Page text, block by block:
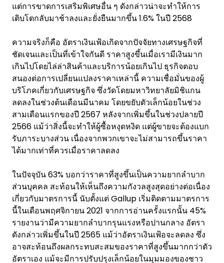
แต่การขาดการเสริมพิเศษอื่น ๆ ดังกล่าวน่าจะทำให้การ
เติบโตกลับมาช้าลงและยั่งยืนมากขึ้น 1.6% ในปี 2568
ความจริงก็คือ อัตราเงินเฟ้อเกิดจากปัจจัยทางเศรษฐกิจที่
ชัดเจนและเป็นที่เข้าใจกันดี ราคาสูงขึ้นเมื่อเรามีเงินมาก
เกินไปโดยไล่ล่าสินค้าและบริการน้อยเกินไป ธุรกิจตอบ
สนองต่อการเปลี่ยนแปลงราคาเหล่านี้ ความเชื่อมั่นของผู้
บริโภคเกี่ยวกับเศรษฐกิจ ซึ่งวัดโดยมหาวิทยาลัยมิชิแกน
ลดลงในช่วงต้นเดือนมีนาคม โดยขยับตัวเล็กน้อยในช่วง
สามเดือนแรกของปี 2567 หลังจากเพิ่มขึ้นในช่วงปลายปี
2566 แม้ว่าสิ่งนี้จะทำให้ผู้ซื้อหงุดหงิด แต่ผู้ขายจะต้องแบก
รับภาระบางส่วน เนื่องจากพวกเขาจะไม่สามารถขึ้นราคา
ได้มากเท่าที่ควรเมื่อราคาลดลง
ในปัจจุบัน 63% บอกว่าราคาที่สูงขึ้นเป็นความยากลำบาก
ส่วนบุคคล สะท้อนให้เห็นถึงความกังวลสูงสุดอย่างต่อเนื่อง
เกี่ยวกับมาตรการนี้ นับตั้งแต่ Gallup เริ่มติดตามมาตรการ
นี้ในเดือนพฤศจิกายน 2021 จากการอ่านครั้งแรกนั้น 45%
รายงานว่ามีความยากลำบากรุนแรงหรือปานกลาง อัตรา
ดังกล่าวเพิ่มขึ้นในปี 2565 แม้ว่าอัตราเงินเฟ้อจะลดลง ซึ่ง
อาจสะท้อนถึงผลกระทบสะสมของราคาที่สูงขึ้นมากกว่าตัว
อัตราเอง แม้จะมีการปรับปรุงเล็กน้อยในมุมมองของชาว